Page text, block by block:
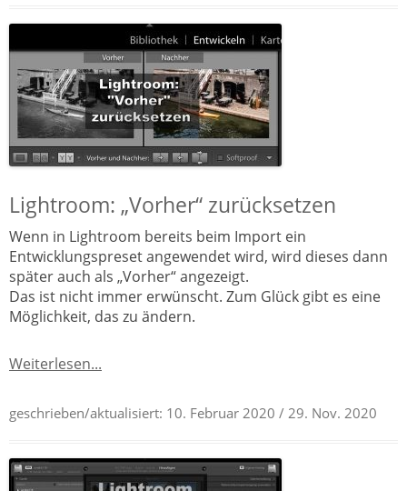
Lightroom: „Vorher“ zurücksetzen
Wenn in Lightroom bereits beim Import ein
Entwicklungspreset angewendet wird, wird dieses dann
später auch als „Vorher“ angezeigt.
Das ist nicht immer erwünscht. Zum Glück gibt es eine
Möglichkeit, das zu ändern.
Weiterlesen...
geschrieben/aktualisiert: 10. Februar 2020 / 29. Nov. 2020